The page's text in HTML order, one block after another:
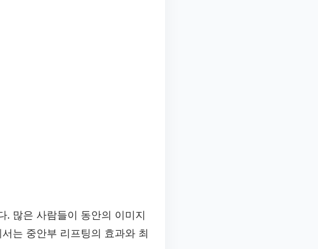
. 많은 사람들이 동안의 이미지
는 중안부 리프팅의 효과와 최